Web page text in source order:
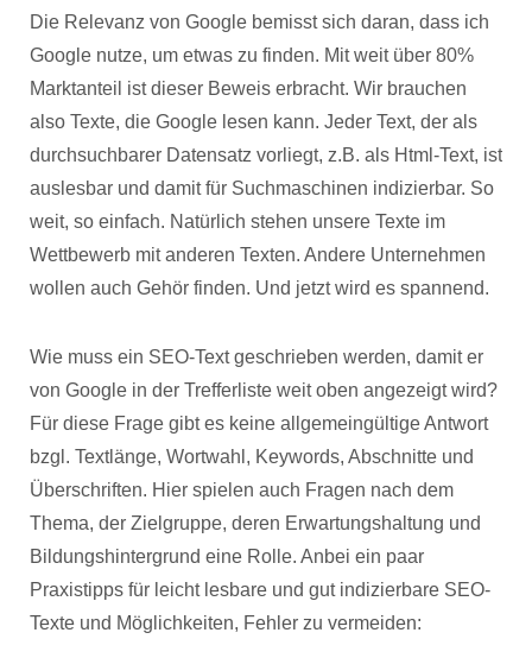
Die Relevanz von Google bemisst sich daran, dass ich
Google nutze, um etwas zu finden. Mit weit über 80%
Marktanteil ist dieser Beweis erbracht. Wir brauchen
also Texte, die Google lesen kann. Jeder Text, der als
durchsuchbarer Datensatz vorliegt, z.B. als Html-Text, ist
auslesbar und damit für Suchmaschinen indizierbar. So
weit, so einfach. Natürlich stehen unsere Texte im
Wettbewerb mit anderen Texten. Andere Unternehmen
wollen auch Gehör finden. Und jetzt wird es spannend.
Wie muss ein SEO-Text geschrieben werden, damit er
von Google in der Trefferliste weit oben angezeigt wird?
Für diese Frage gibt es keine allgemeingültige Antwort
bzgl. Textlänge, Wortwahl, Keywords, Abschnitte und
Überschriften. Hier spielen auch Fragen nach dem
Thema, der Zielgruppe, deren Erwartungshaltung und
Bildungshintergrund eine Rolle. Anbei ein paar
Praxistipps für leicht lesbare und gut indizierbare SEO-
Texte und Möglichkeiten, Fehler zu vermeiden: